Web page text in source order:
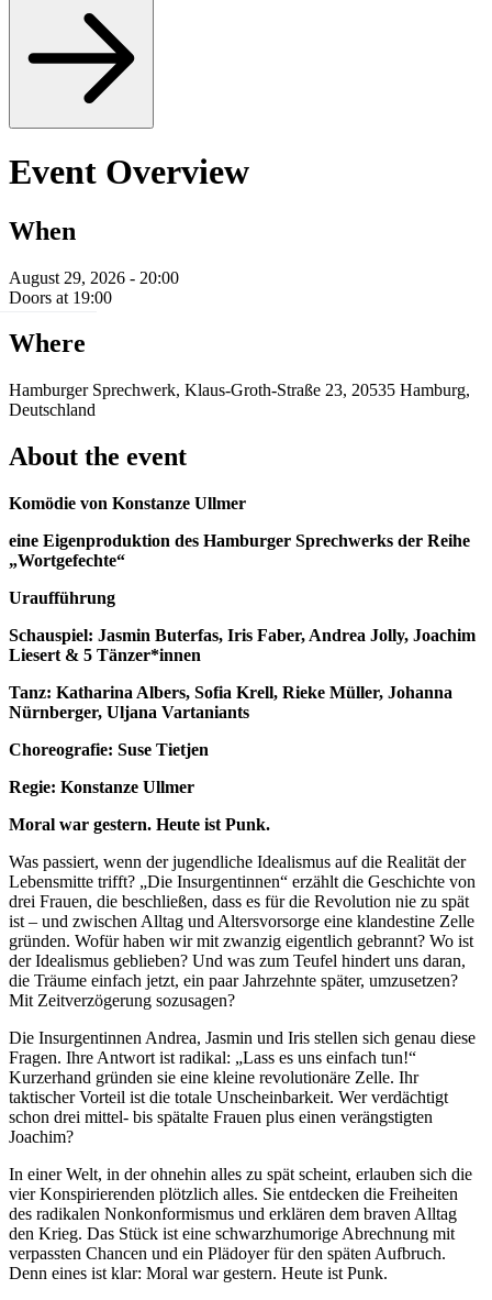
Event Overview
When
August 29, 2026 - 20:00
Doors at 19:00
Where
Hamburger Sprechwerk, Klaus-Groth-Straße 23, 20535 Hamburg,
Deutschland
About the event
Komödie von Konstanze Ullmer
eine Eigenproduktion des Hamburger Sprechwerks der Reihe
„Wortgefechte“
Uraufführung
Schauspiel: Jasmin Buterfas, Iris Faber, Andrea Jolly, Joachim
Liesert & 5 Tänzer*innen
Tanz: Katharina Albers, Sofia Krell, Rieke Müller, Johanna
Nürnberger, Uljana Vartaniants
Choreografie: Suse Tietjen
Regie: Konstanze Ullmer
Moral war gestern. Heute ist Punk.
Was passiert, wenn der jugendliche Idealismus auf die Realität der
Lebensmitte trifft? „Die Insurgentinnen“ erzählt die Geschichte von
drei Frauen, die beschließen, dass es für die Revolution nie zu spät
ist – und zwischen Alltag und Altersvorsorge eine klandestine Zelle
gründen. Wofür haben wir mit zwanzig eigentlich gebrannt? Wo ist
der Idealismus geblieben? Und was zum Teufel hindert uns daran,
die Träume einfach jetzt, ein paar Jahrzehnte später, umzusetzen?
Mit Zeitverzögerung sozusagen?
Die Insurgentinnen Andrea, Jasmin und Iris stellen sich genau diese
Fragen. Ihre Antwort ist radikal: „Lass es uns einfach tun!“
Kurzerhand gründen sie eine kleine revolutionäre Zelle. Ihr
taktischer Vorteil ist die totale Unscheinbarkeit. Wer verdächtigt
schon drei mittel- bis spätalte Frauen plus einen verängstigten
Joachim?
In einer Welt, in der ohnehin alles zu spät scheint, erlauben sich die
vier Konspirierenden plötzlich alles. Sie entdecken die Freiheiten
des radikalen Nonkonformismus und erklären dem braven Alltag
den Krieg. Das Stück ist eine schwarzhumorige Abrechnung mit
verpassten Chancen und ein Plädoyer für den späten Aufbruch.
Denn eines ist klar: Moral war gestern. Heute ist Punk.